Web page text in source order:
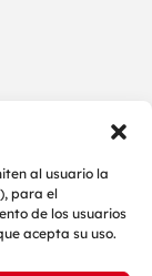
al usuario la
para el
de los usuarios
acepta su uso.